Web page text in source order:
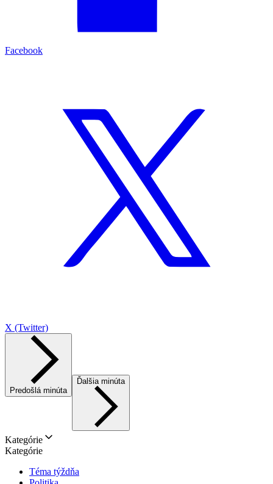
Facebook
X (Twitter)
Predošlá minúta
Ďalšia minúta
Kategórie
Kategórie
Téma týždňa